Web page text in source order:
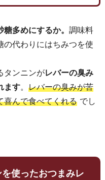
多めにするか。 調味料
の代わりにはちみつを使
タンニンがレバーの臭み
ます。 レバーの臭みが苦
喜んで食べてくれる でし
を使ったおつまみレ